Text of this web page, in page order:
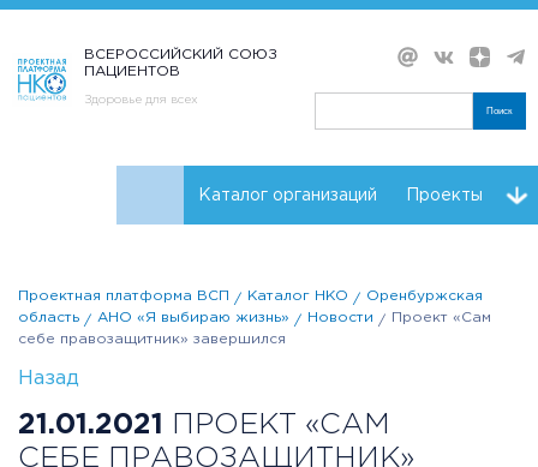
ВСЕРОССИЙСКИЙ СОЮЗ
ПАЦИЕНТОВ
Здоровье для всех
Поиск
Каталог организаций Проекты
Проектная платформа ВСП Каталог НКО
Оренбуржская
область
АНО «Я выбираю жизнь» Новости
Проект «Сам
себе правозащитник» завершился
Назад
21.01.2021
ПРОЕКТ «САМ
СЕБЕ ПРАВОЗАЩИТНИК»